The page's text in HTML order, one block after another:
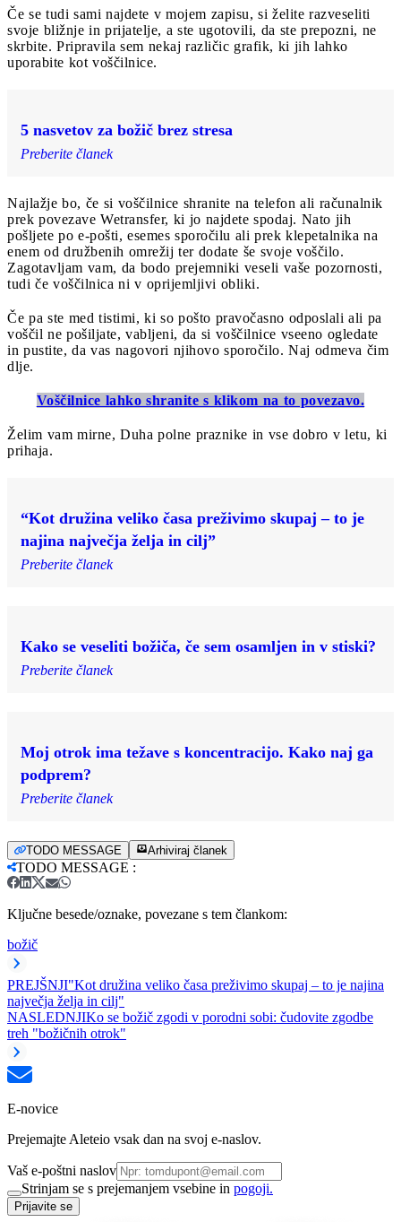
Če se tudi sami najdete v mojem zapisu, si želite razveseliti
svoje bližnje in prijatelje, a ste ugotovili, da ste prepozni, ne
skrbite. Pripravila sem nekaj različic grafik, ki jih lahko
uporabite kot voščilnice.
5 nasvetov za božič brez stresa
Preberite članek
Najlažje bo, če si voščilnice shranite na telefon ali računalnik
prek povezave Wetransfer, ki jo najdete spodaj. Nato jih
pošljete po e-pošti, esemes sporočilu ali prek klepetalnika na
enem od družbenih omrežij ter dodate še svoje voščilo.
Zagotavljam vam, da bodo prejemniki veseli vaše pozornosti,
tudi če voščilnica ni v oprijemljivi obliki.
Če pa ste med tistimi, ki so pošto pravočasno odposlali ali pa
voščil ne pošiljate, vabljeni, da si voščilnice vseeno ogledate
in pustite, da vas nagovori njihovo sporočilo. Naj odmeva čim
dlje.
Voščilnice lahko shranite s klikom na to povezavo.
Želim vam mirne, Duha polne praznike in vse dobro v letu, ki
prihaja.
“Kot družina veliko časa preživimo skupaj – to je
najina največja želja in cilj”
Preberite članek
Kako se veseliti božiča, če sem osamljen in v stiski?
Preberite članek
Moj otrok ima težave s koncentracijo. Kako naj ga
podprem?
Preberite članek
TODO MESSAGE Arhiviraj članek
TODO MESSAGE :
Ključne besede/oznake, povezane s tem člankom:
božič
PREJŠNJI"Kot družina veliko časa preživimo skupaj – to je najina
največja želja in cilj"
NASLEDNJIKo se božič zgodi v porodni sobi: čudovite zgodbe
treh "božičnih otrok"
E-novice
Prejemajte Aleteio vsak dan na svoj e-naslov.
Vaš e-poštni naslov
Strinjam se s prejemanjem vsebine in pogoji.
Prijavite se